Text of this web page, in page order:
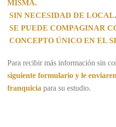
MISMA.
SIN NECESIDAD DE LOCAL.
SE PUEDE COMPAGINAR
CONCEPTO ÚNICO EN EL
Para recibir más información sin
siguiente formulario y le
franquicia para su estudio.